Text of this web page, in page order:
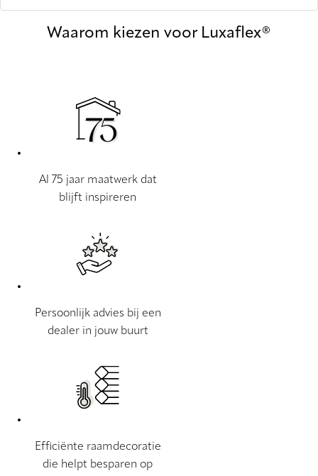
Waarom kiezen voor Luxaflex®
Al 75 jaar maatwerk dat
blijft inspireren
Persoonlijk advies bij een
dealer in jouw buurt
Efficiënte raamdecoratie
die helpt besparen op